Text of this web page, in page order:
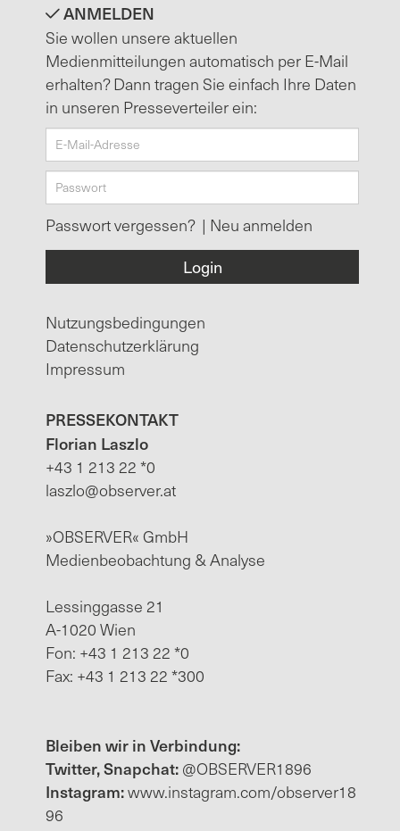
ANMELDEN
Sie wollen unsere aktuellen
Medienmitteilungen automatisch per E-Mail
erhalten? Dann tragen Sie einfach Ihre Daten
in unseren Presseverteiler ein:
Passwort vergessen? | Neu anmelden
Nutzungsbedingungen
Datenschutzerklärung
Impressum
PRESSEKONTAKT
Florian Laszlo
+43 1 213 22 *0
laszlo@observer.at
»OBSERVER« GmbH
Medienbeobachtung & Analyse
Lessinggasse 21
A-1020 Wien
Fon: +43 1 213 22 *0
Fax: +43 1 213 22 *300
Bleiben wir in Verbindung:
Twitter, Snapchat:@OBSERVER1896
Instagram:www.instagram.com/observer18
96